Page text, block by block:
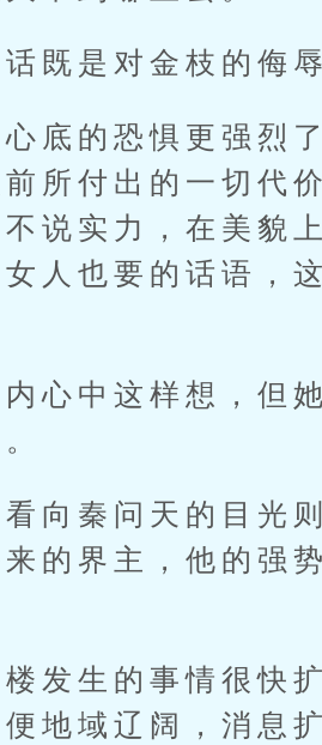
是对金枝的侮辱
的恐惧更强烈了
所付出的一切代
说实力，在美貌
人也要的话语，
中这样想，但她
秦问天的目光则
的界主，他的强
生的事情很快扩
地域辽阔，消息